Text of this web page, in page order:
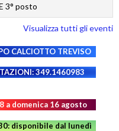
3° posto
Visualizza tutti gli eventi
CALCIOTTO TREVISO
349.1460983
a domenica 16 agosto
disponibile dal lunedì